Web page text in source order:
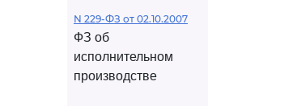
N 229-ФЗ от 02.10.2007
ФЗ об
исполнительном
производстве